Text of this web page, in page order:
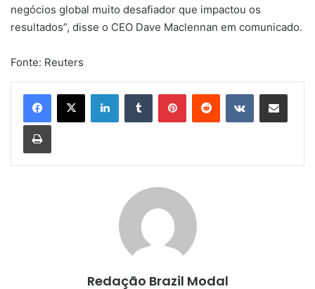
negócios global muito desafiador que impactou os
resultados”, disse o CEO Dave Maclennan em comunicado.
Fonte: Reuters
LinkedinTumblr PinterestReddit VK Compartilhar via e-mail
Imprimir
Redação Brazil Modal